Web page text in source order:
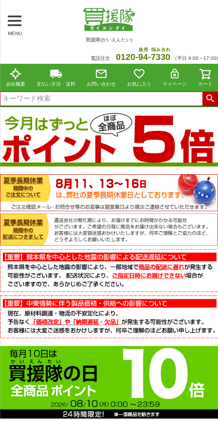
MENU
買援隊(かいえんたい)
電話注文 0120-94
急用
-7330
悩み去れ
（平日 9:00～17:00)
会社概要 支払い方法・送料 お問い合わせ お気に入り マイページ カート